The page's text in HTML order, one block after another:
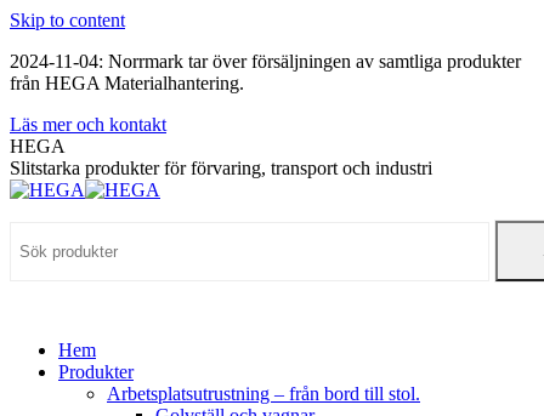
Skip to content
2024-11-04: Norrmark tar över försäljningen av samtliga produkter
från HEGA Materialhantering.
Läs mer och kontakt
HEGA
Slitstarka produkter för förvaring, transport och industri
Hem
Produkter
Arbetsplatsutrustning – från bord till stol.